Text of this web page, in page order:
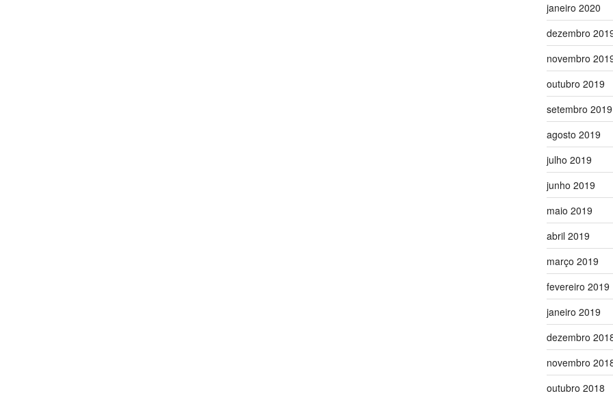
janeiro 2020
dezembro
novembro
outubro 2019
setembro 2019
agosto 2019
julho 2019
junho 2019
maio 2019
abril 2019
março 2019
fevereiro 2019
janeiro 2019
dezembro
novembro
outubro 2018